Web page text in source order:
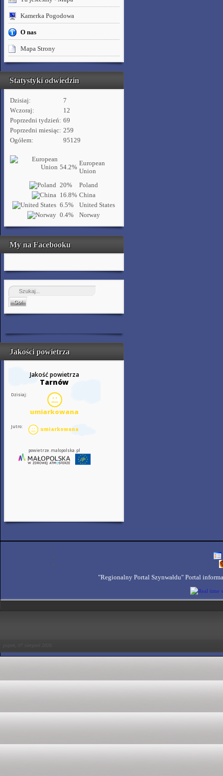
Kamerka Pogodowa
O nas
Mapa Strony
Statystyki odwiedzin
Dzisiaj:
7
Wczoraj:
12
Poprzedni tydzień: 69
Poprzedni miesiąc: 259
Ogółem:
95129
54.2%
European
Union
20%
Poland
16.8% China
6.5%
United States
0.4%
Norway
My na Facebooku
Jakości powietrza
"Regionalny Portal Szynwałdu" Portal